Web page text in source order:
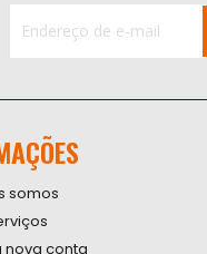
nossa
Newsletter:
somos
nova conta